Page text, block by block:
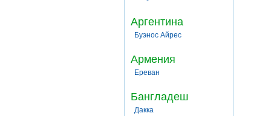
Аргентина
Буэнос Айрес
Армения
Ереван
Бангладеш
Дакка